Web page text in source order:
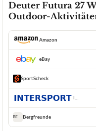
Deuter Futura 27
Outdoor-
Amazon
eBay
SportScheck
INTERSPORT
BE Bergfreunde